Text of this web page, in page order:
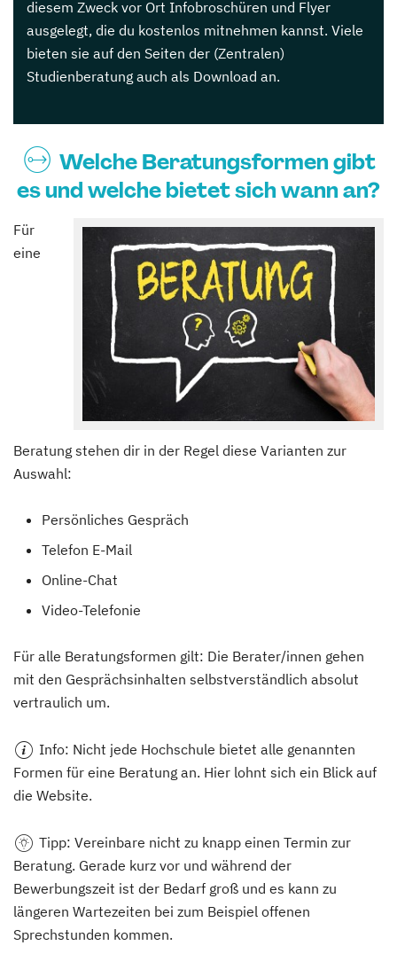
diesem Zweck vor Ort Infobroschüren und Flyer
ausgelegt, die du kostenlos mitnehmen kannst. Viele
bieten sie auf den Seiten der (Zentralen)
Studienberatung auch als Download an.
Welche Beratungsformen gibt
es und welche bietet sich wann an?
Für
eine
Beratung stehen dir in der Regel diese Varianten zur
Auswahl:
Persönliches Gespräch
Telefon E-Mail
Online-Chat
Video-Telefonie
Für alle Beratungsformen gilt: Die Berater/innen gehen
mit den Gesprächsinhalten selbstverständlich absolut
vertraulich um.
Info: Nicht jede Hochschule bietet alle genannten
Formen für eine Beratung an. Hier lohnt sich ein Blick auf
die Website.
Tipp: Vereinbare nicht zu knapp einen Termin zur
Beratung. Gerade kurz vor und während der
Bewerbungszeit ist der Bedarf groß und es kann zu
längeren Wartezeiten bei zum Beispiel offenen
Sprechstunden kommen.